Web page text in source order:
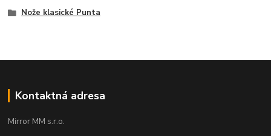
Nože klasické Punta
Kontaktná adresa
Mirror MM s.r.o.